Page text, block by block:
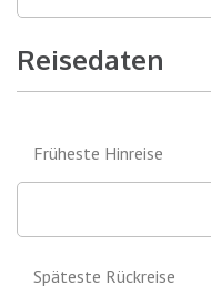
Reisedaten
Früheste Hinreise
Späteste Rückreise